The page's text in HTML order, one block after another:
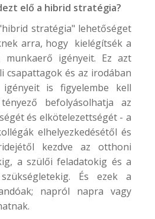
elő a hibrid stratégia?
stratégia" lehetőséget
arra, hogy kielégítsék a
munkaerő igényeit. Ez azt
csapattagok és az irodában
is figyelembe kell
befolyásolhatja az
és elkötelezettségét - a
elhelyezkedésétől és
kezdve az otthoni
a szülői feladatokig és a
És ezek a
napról napra vagy